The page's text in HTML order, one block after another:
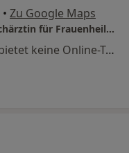
• Zu Google Maps
Praxis Dr.med. Hanne Szlang Fachärztin für Frauenheilkunde und Geburtshilfe
Dieser Arzt bzw. diese Ärztin bietet keine Online-Terminbuchung an diesem Standort an.